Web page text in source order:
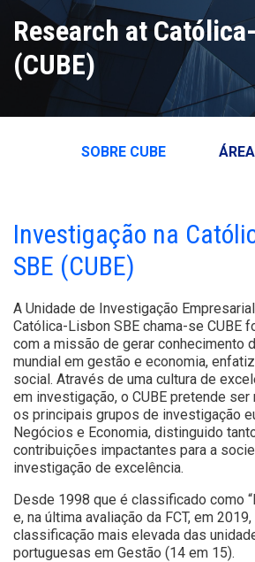
Research at
(CUBE)
SOBRE CUBE
Investigação na
SBE (CUBE)
A Unidade de Investigação
Católica-Lisbon SBE chama-se CUBE
com a missão de gerar conhecimento
mundial em gestão e economia,
social. Através de uma cultura de
em investigação, o CUBE pretende
os principais grupos de investigação
Negócios e Economia, distinguido
contribuições impactantes para a
investigação de excelência.
Desde 1998 que é classificado como
e, na última avaliação da FCT, em
classificação mais elevada das
portuguesas em Gestão (14 em 15).